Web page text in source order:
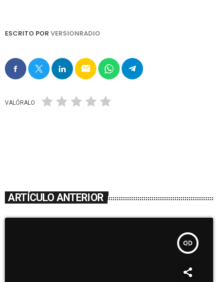
ESCRITO POR VERSIONRADIO
email
VALÓRALO
ARTÍCULO ANTERIOR
insert_link